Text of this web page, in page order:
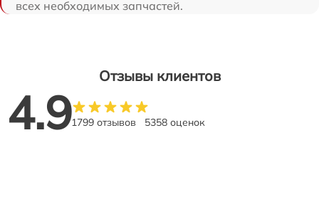
всех необходимых запчастей.
Отзывы клиентов
4.91799 отзывов 5358 оценок